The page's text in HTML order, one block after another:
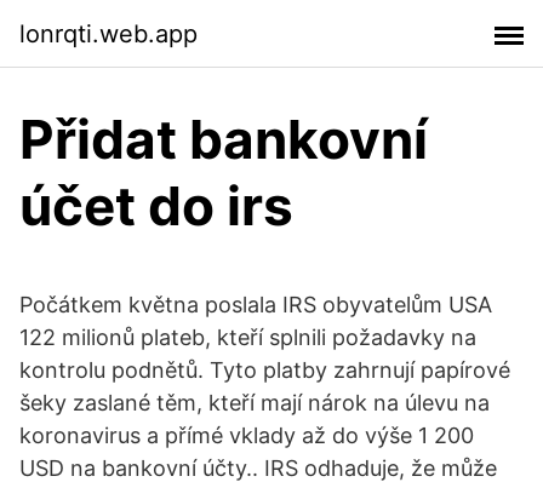
lonrqti.web.app
Přidat bankovní
účet do irs
Počátkem května poslala IRS obyvatelům USA
122 milionů plateb, kteří splnili požadavky na
kontrolu podnětů. Tyto platby zahrnují papírové
šeky zaslané těm, kteří mají nárok na úlevu na
koronavirus a přímé vklady až do výše 1 200
USD na bankovní účty.. IRS odhaduje, že může